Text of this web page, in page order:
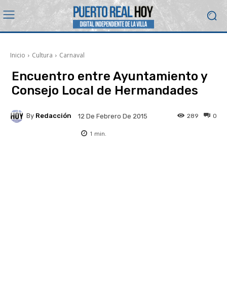
Inicio Cultura Carnaval
Encuentro entre Ayuntamiento y
Consejo Local de Hermandades
By Redacción 12 De Febrero De 2015 0
289
1 min.